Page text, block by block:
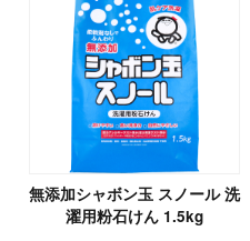
無添加シャボン玉 スノール 洗
濯用粉石けん 1.5kg